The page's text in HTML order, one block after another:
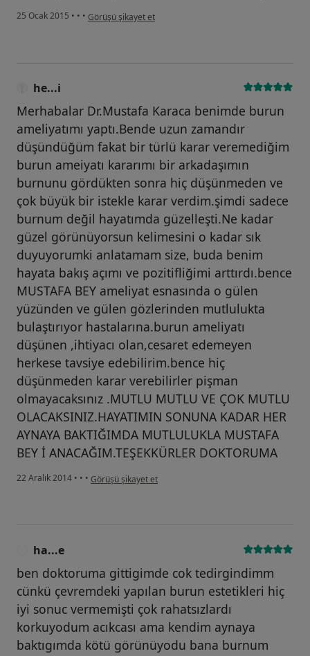
25 Ocak 2015 • • • kullanıcının görüşüne göre he...i
Görüşü şikayet et
he...i
Merhabalar Dr.Mustafa Karaca benimde burun
ameliyatımı yaptı.Bende uzun zamandır
düşündüğüm fakat bir türlü karar veremediğim
burun ameiyatı kararımı bir arkadaşımın
burnunu gördükten sonra hiç düşünmeden ve
çok büyük bir istekle karar verdim.şimdi sadece
burnum değil hayatımda güzelleşti.Ne kadar
güzel görünüyorsun kelimesini o kadar sık
duyuyorumki anlatamam size, buda benim
hayata bakış açımı ve pozitifliğimi arttırdı.bence
MUSTAFA BEY ameliyat esnasında o gülen
yüzünden ve gülen gözlerinden mutlulukta
bulaştırıyor hastalarına.burun ameliyatı
düşünen ,ihtiyacı olan,cesaret edemeyen
herkese tavsiye edebilirim.bence hiç
düşünmeden karar verebilirler pişman
olmayacaksınız .MUTLU MUTLU VE ÇOK MUTLU
OLACAKSINIZ.HAYATIMIN SONUNA KADAR HER
AYNAYA BAKTIĞIMDA MUTLULUKLA MUSTAFA
BEY İ ANACAĞIM.TEŞEKKÜRLER DOKTORUMA
22 Aralık 2014 • • • kullanıcının görüşüne göre he...i
Görüşü şikayet et
ha...e
ben doktoruma gittigimde cok tedirgindimm
cünkü çevremdeki yapılan burun estetikleri hiç
iyi sonuc vermemişti çok rahatsızlardı
korkuyodum acıkcası ama kendim aynaya
baktıgımda kötü görünüyodu bana burnum